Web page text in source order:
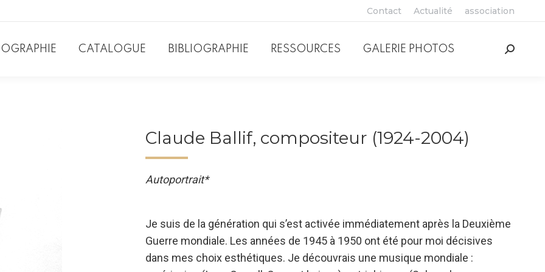
Contact Actualité association
CATALOGUE BIBLIOGRAPHIE RESSOURCES GALERIE PHOTOS
Claude Ballif, compositeur (1924-2004)
Autoportrait*
Je suis de la génération qui s’est activée immédiatement après la Deuxième
Guerre mondiale. Les années de 1945 à 1950 ont été pour moi décisives
dans mes choix esthétiques. Je découvrais une musique mondiale :